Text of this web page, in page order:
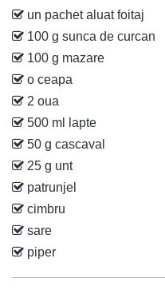
un pachet aluat foitaj
100 g sunca de curcan
100 g mazare
o ceapa
2 oua
500 ml lapte
50 g cascaval
25 g unt
patrunjel
cimbru
sare
piper